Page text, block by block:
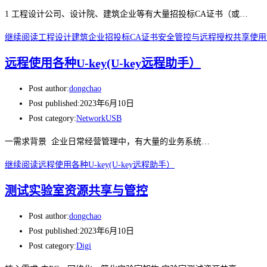
1 工程设计公司、设计院、建筑企业等有大量招投标CA证书（或…
继续阅读工程设计建筑企业招投标CA证书安全管控与远程授权共享使
远程使用各种U-key(U-key远程助手）
Post author:dongchao
Post published:2023年6月10日
Post category:NetworkUSB
一需求背景 企业日常经营管理中，有大量的业务系统…
继续阅读远程使用各种U-key(U-key远程助手）
测试实验室资源共享与管控
Post author:dongchao
Post published:2023年6月10日
Post category:Digi